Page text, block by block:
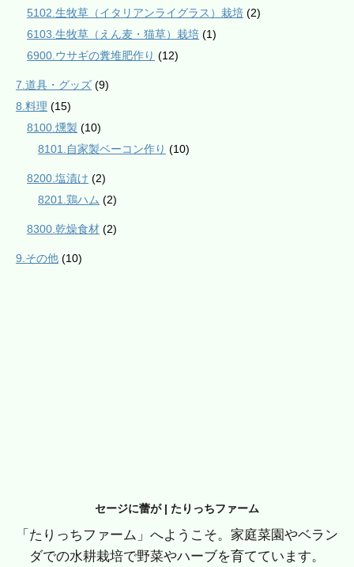
5102.生牧草（イタリアンライグラス）栽培 (2)
6103.生牧草（えん麦・猫草）栽培 (1)
6900.ウサギの糞堆肥作り (12)
7.道具・グッズ (9)
8.料理 (15)
8100.燻製 (10)
8101.自家製ベーコン作り (10)
8200.塩漬け (2)
8201.鶏ハム (2)
8300.乾燥食材 (2)
9.その他 (10)
セージに蕾が | たりっちファーム
「たりっちファーム」へようこそ。家庭菜園やベラン
ダでの水耕栽培で野菜やハーブを育てています。